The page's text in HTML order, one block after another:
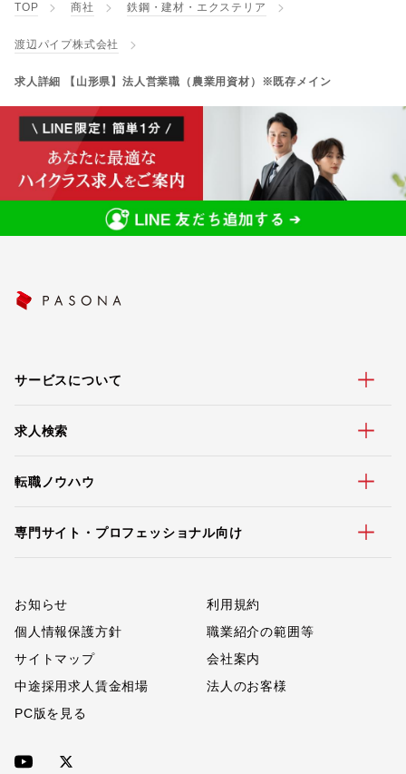
TOP 商社 鉄鋼・建材・エクステリア
渡辺パイプ株式会社
求人詳細 【山形県】法人営業職（農業用資材）※既存メイン
サービスについて
求人検索
転職ノウハウ
専門サイト・プロフェッショナル向け
お知らせ
利用規約
個人情報保護方針
職業紹介の範囲等
サイトマップ
会社案内
中途採用求人賃金相場
法人のお客様
PC版を見る